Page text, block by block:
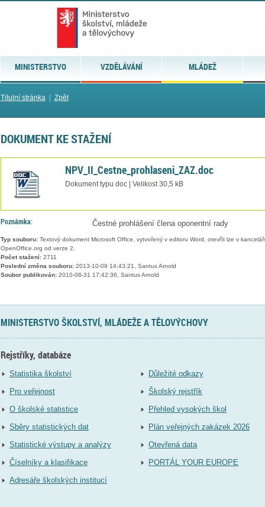
MINISTERSTVO VZDĚLÁVÁNÍ MLÁDEŽ
Titulní stránka| Zpět
DOKUMENT KE STAŽENÍ
NPV_II_Cestne_prohlaseni_ZAZ.doc
Dokument typu doc | Velikost 30,5 kB
Poznámka: Čestné prohlášení člena oponentní rady
Typ souboru:Textový dokument Microsoft Office, vytvořený v editoru Word, otevřít lze v
OpenOffice.org od verze 2.
Počet stažení:2711
Poslední změna souboru:2013-10-09 14:43:21, Santus Arnold
Soubor publikován:2010-08-31 17:42:36, Santus Arnold
MINISTERSTVO ŠKOLSTVÍ, MLÁDEŽE A TĚLOVÝCHOVY
Rejstříky, databáze
Statistika školství
Pro veřejnost
O školské statistice
Sběry statistických dat
Statistické výstupy a analýzy
Číselníky a klasifikace
Adresáře školských institucí
Důležité odkazy
Školský rejstřík
Přehled vysokých škol
Plán veřejných zakázek 2026
Otevřená data
PORTÁL YOUR EUROPE